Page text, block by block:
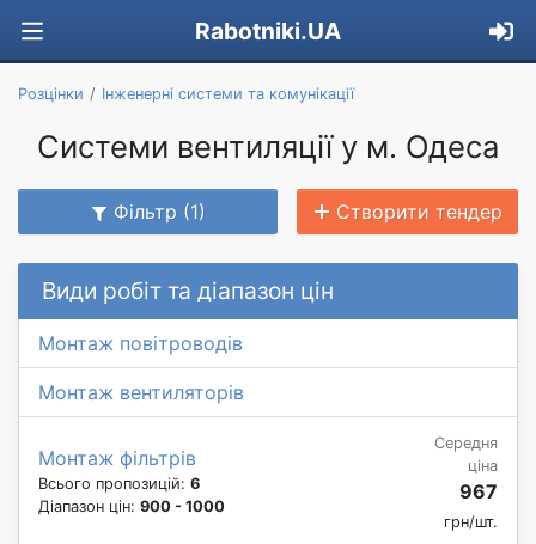
Rabotniki.UA
Розцінки Інженерні системи та комунікації
Системи вентиляції у м. Одеса
Фільтр (1) Створити тендер
Види робіт та діапазон цін
Монтаж повітроводів
Монтаж вентиляторів
Монтаж фільтрів
Всього пропозицій: 6
Діапазон цін: 900 - 1000
Середня
ціна
967
грн/шт.